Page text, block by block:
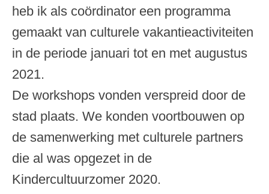
heb ik als coördinator een programma
gemaakt van culturele vakantieactiviteiten
in de periode januari tot en met augustus
2021.
De workshops vonden verspreid door de
stad plaats. We konden voortbouwen op
de samenwerking met culturele partners
die al was opgezet in de
Kindercultuurzomer 2020.